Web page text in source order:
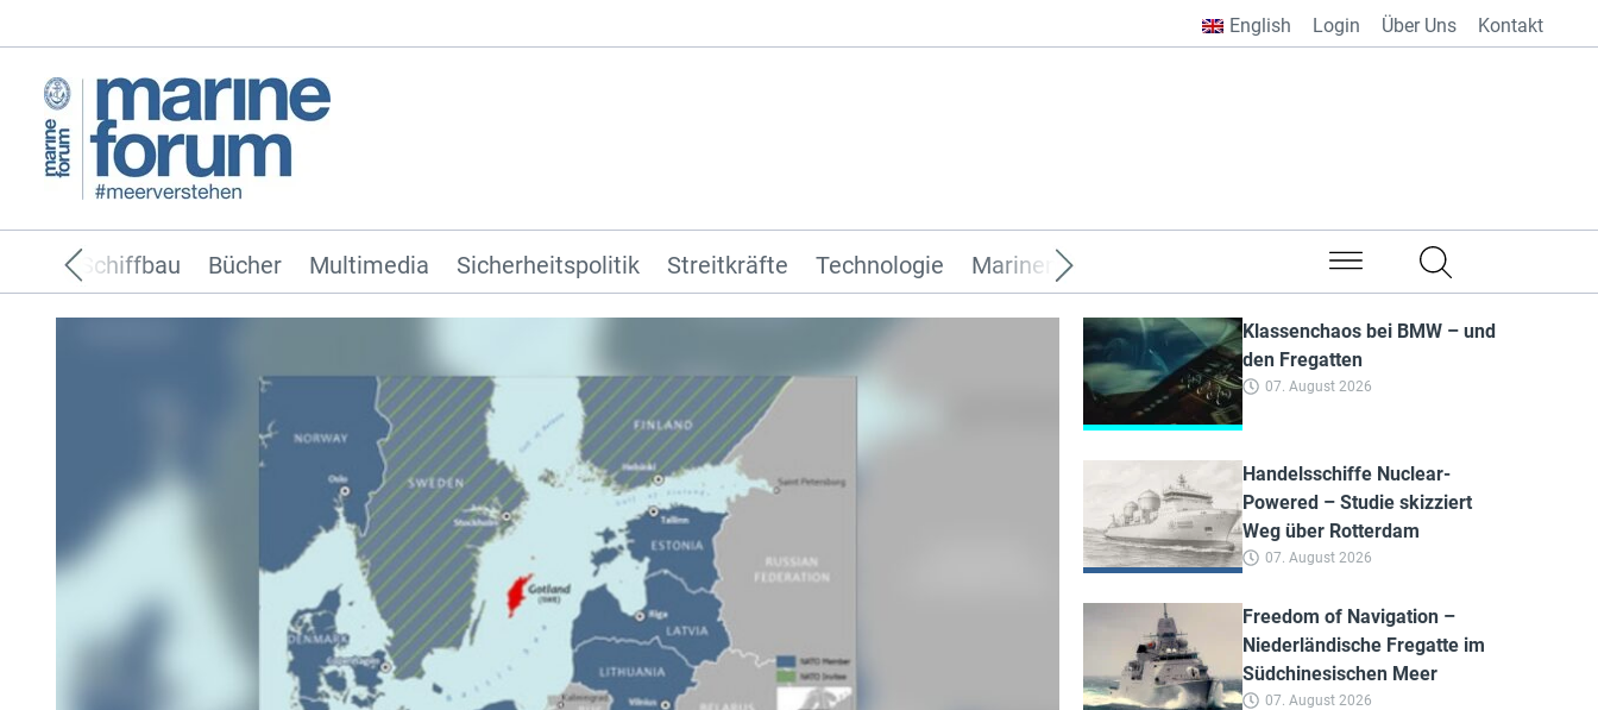
English Login Über Uns Kontakt
Sicherheitspolitik Streitkräfte Technologie Marinen aus aller Welt
Schiffbau Bücher Multimedia
Klassenchaos bei BMW – und
den Fregatten
07. August 2026
Handelsschiffe Nuclear-
Powered – Studie skizziert
Weg über Rotterdam
07. August 2026
Freedom of Navigation –
Niederländische Fregatte im
Südchinesischen Meer
07. August 2026